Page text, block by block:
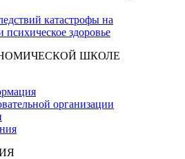
катастрофы на
психическое здоровье
ШКОЛЕ
организации